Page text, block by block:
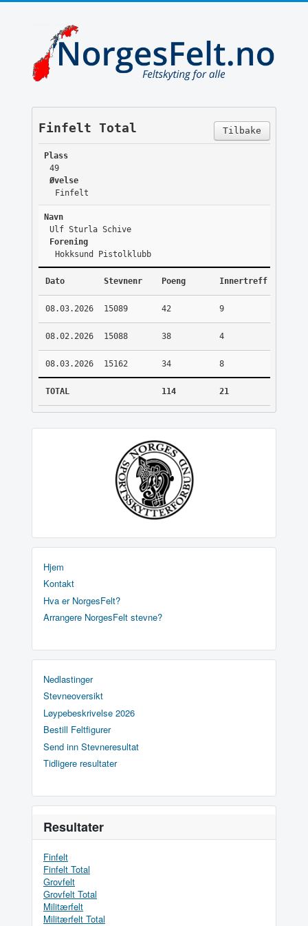
Tilbake
Finfelt Total
Plass
49
Øvelse
Finfelt
Navn
Ulf Sturla Schive
Forening
Hokksund Pistolklubb
Dato Stevnenr Poeng Innertreff
08.03.2026 15089 42 9
08.02.2026 15088 38 4
08.03.2026 15162 34 8
TOTAL 114 21
Hjem
Kontakt
Hva er NorgesFelt?
Arrangere NorgesFelt stevne?
Nedlastinger
Stevneoversikt
Løypebeskrivelse 2026
Bestill Feltfigurer
Send inn Stevneresultat
Tidligere resultater
Resultater
Finfelt
Finfelt Total
Grovfelt
Grovfelt Total
Militærfelt
Militærfelt Total